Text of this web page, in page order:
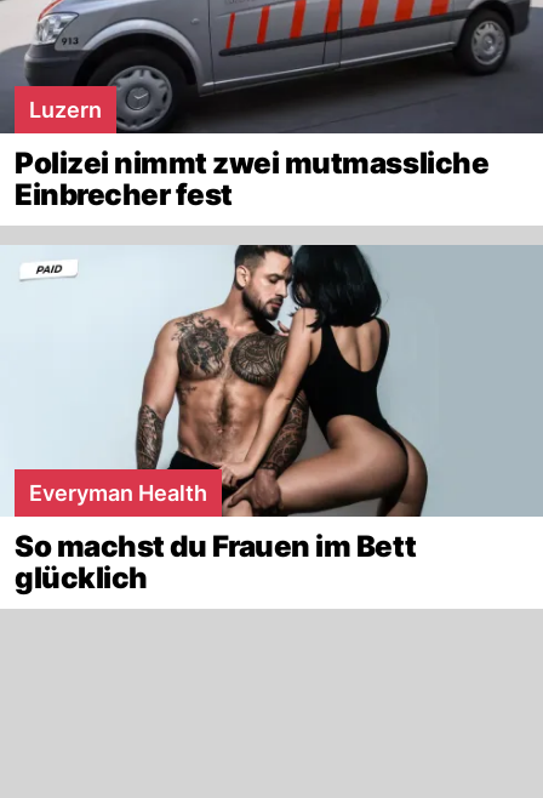
Luzern
Polizei nimmt zwei mutmassliche
Einbrecher fest
Everyman Health
So machst du Frauen im Bett
glücklich